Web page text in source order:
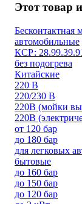
Этот товар
Бесконтактная
автомобильные
КСР:
без подогрева
Китайские
220 В
220/230 В
220В (мойки
220В
от 120 бар
до 180 бар
для легковых
бытовые
до 160 бар
до 150 бар
до 120 бар